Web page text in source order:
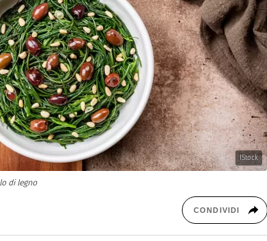
IStock
di legno
CONDIVIDI